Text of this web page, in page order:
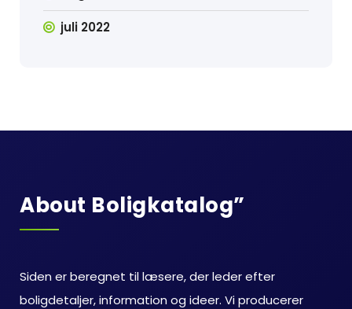
juli 2022
About Boligkatalog”
Siden er beregnet til læsere, der leder efter
boligdetaljer, information og ideer. Vi producerer